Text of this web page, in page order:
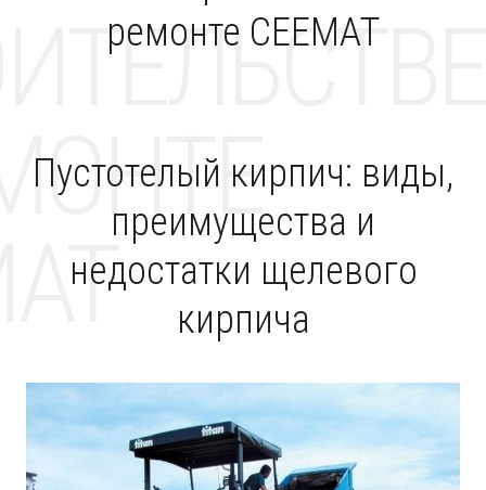
ремонте CEEMAT
Пустотелый кирпич: виды,
преимущества и
недостатки щелевого
кирпича